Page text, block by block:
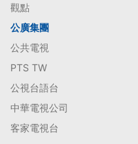
觀點
公廣集團
公共電視
PTS TW
公視台語台
中華電視公司
客家電視台